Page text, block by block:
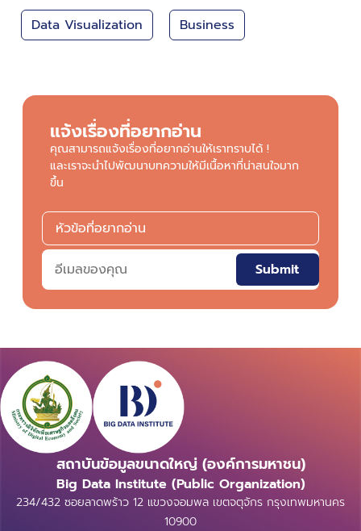
Data Visualization Business
แจ้งเรื่องที่อยากอ่าน
คุณสามารถแจ้งเรื่องที่อยากอ่านให้เราทราบได้ !
และเราจะนำไปพัฒนาบทความให้มีเนื้อหาที่น่าสนใจมาก
ขึ้น
Submit
สถาบันข้อมูลขนาดใหญ่ (องค์การมหาชน)
Big Data Institute (Public Organization)
234/432 ซอยลาดพร้าว 12 แขวงจอมพล เขตจตุจักร กรุงเทพมหานคร
10900